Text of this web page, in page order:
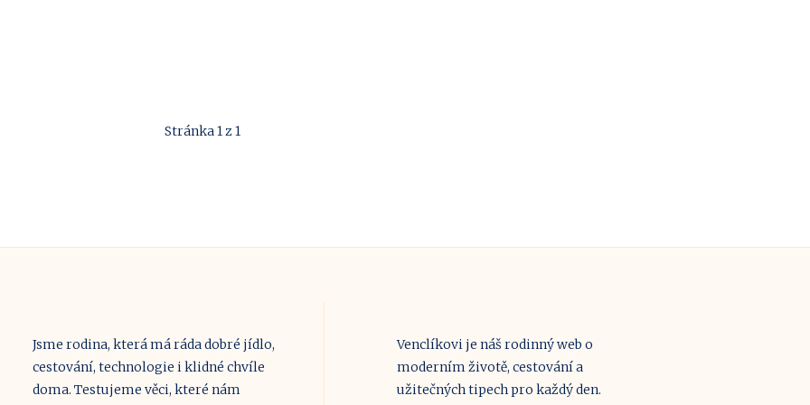
Stránka 1 z 1
Jsme rodina, která má ráda dobré jídlo,
cestování, technologie i klidné chvíle
doma. Testujeme věci, které nám
Venclíkovi je náš rodinný web o
moderním životě, cestování a
užitečných tipech pro každý den.